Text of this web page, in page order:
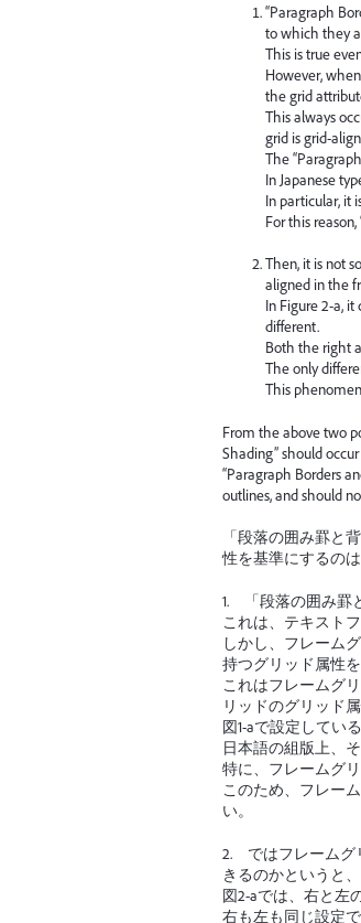
“Paragraph
to which they
This is true
However,
the grid
This always
grid is grid-
The
In Japanese
In particular, it
For this
Then, it is not
aligned in the
In Figure 2-a,
different.
Both the right
The only
This
From the above two
Shading” should
“Paragraph Borders
outlines, and should
「段落の囲み罫と
性を基準にするの
1. 「段落の囲み罫
これは、テキスト
しかし、フレーム
持つグリッド属性
これはフレームグ
リッドのグリッド
図1-aで設定してい
日本語の組版上、
特に、フレームグ
このため、フレー
い。
2. ではフレームグ
きるのかというと
図2-aでは、右と左
右も左も同じ設定で